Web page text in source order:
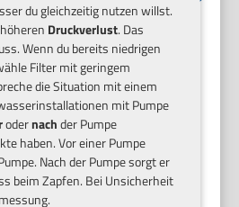
du gleichzeitig nutzen willst.
Druckverlust. Das
Wenn du bereits niedrigen
Filter mit geringem
die Situation mit einem
mit Pumpe
odernachder Pumpe
haben. Vor einer Pumpe
Nach der Pumpe sorgt er
beim Zapfen. Bei Unsicherheit